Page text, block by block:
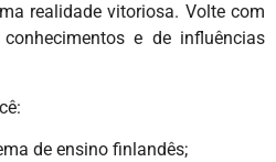
realidade vitoriosa. Volte com
e de influências
de ensino finlandês;